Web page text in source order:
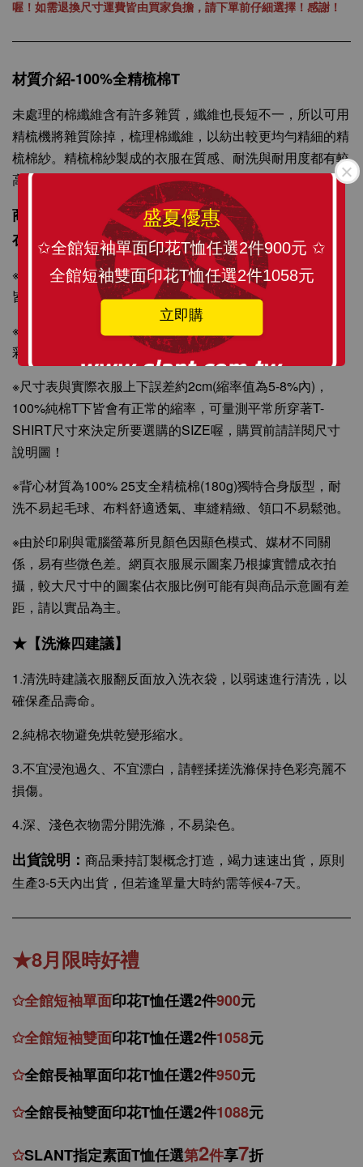
盛夏優惠
✩全館短袖單面印花T恤任選2件900元 ✩
全館短袖雙面印花T恤任選2件1058元
立即購
喔！如需退換尺寸運費皆由買家負擔，請下單前仔細選擇！感謝！
材質介紹-100%全精梳棉T
未處理的棉纖維含有許多雜質，纖維也長短不一，所以可用
精梳機將雜質除掉，梳理棉纖維，以紡出較更均勻精細的精
梳棉紗。精梳棉紗製成的衣服在質感、耐洗與耐用度都有較
高的品質水準，經多次洗滌不易起毛球，不易掉棉絮。
商品描述：訂製化圖像精心印刷，將 SLANT TEE穿
在身上更顯個人風格與時尚感。
※背心原料從織染剪裁、車縫整燙、印刷製程與包裝材原料
皆為MIT台灣製造，請安心選購！
※印刷採國際無毒認證環保紡織墨水，絕非熱昇華轉印，色
彩飽和度更佳。
※尺寸表與實際衣服上下誤差約2cm(縮率值為5-8%內)，
100%純棉T下皆會有正常的縮率，可量測平常所穿著T-
SHIRT尺寸來決定所要選購的SIZE喔，購買前請詳閱尺寸
說明圖！
※背心材質為100% 25支全精梳棉(180g)獨特合身版型，耐
洗不易起毛球、布料舒適透氣、車縫精緻、領口不易鬆弛。
※由於印刷與電腦螢幕所見顏色因顯色模式、媒材不同關
係，易有些微色差。網頁衣服展示圖案乃根據實體成衣拍
攝，較大尺寸中的圖案佔衣服比例可能有與商品示意圖有差
距，請以實品為主。
★【洗滌四建議】
1.清洗時建議衣服翻反面放入洗衣袋，以弱速進行清洗，以
確保產品壽命。
2.純棉衣物避免烘乾變形縮水。
3.不宜浸泡過久、不宜漂白，請輕揉搓洗滌保持色彩亮麗不
損傷。
4.深、淺色衣物需分開洗滌，不易染色。
出貨說明： 商品秉持訂製概念打造，竭力速速出貨，原則
生產3-5天內出貨，但若逢單量大時約需等候4-7天。
★8月限時好禮
✩全館短袖單面印花T恤任選2件900元
✩全館短袖雙面印花T恤任選2件1058元
✩全館長袖單面印花T恤任選2件950元
✩全館長袖雙面印花T恤任選2件1088元
✩SLANT指定素面T恤任選第2件享7折